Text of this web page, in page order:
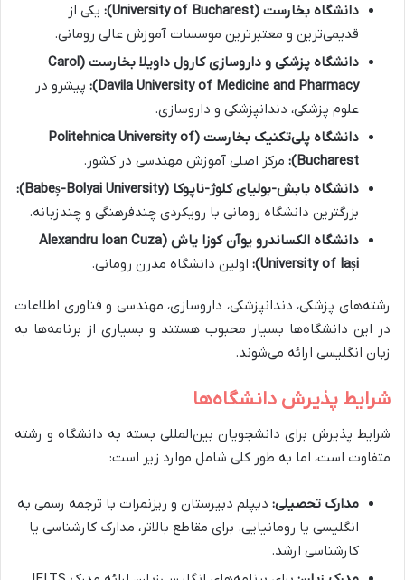
دانشگاه بخارست (University of Bucharest):
یکی از
قدیمی‌ترین و معتبرترین موسسات آموزش عالی رومانی.
دانشگاه پزشکی و داروسازی کارول داویلا بخارست (Carol
Davila University of Medicine and Pharmacy):
پیشرو در
علوم پزشکی، دندانپزشکی و داروسازی.
دانشگاه پلی‌تکنیک بخارست (Politehnica University of
Bucharest):
مرکز اصلی آموزش مهندسی در کشور.
دانشگاه بابش-بولیای کلوژ-ناپوکا (Babeș-Bolyai University):
بزرگترین دانشگاه رومانی با رویکردی چندفرهنگی و چندزبانه.
دانشگاه الکساندرو یوآن کوزا یاش (Alexandru Ioan Cuza
University of Iași):
اولین دانشگاه مدرن رومانی.
رشته‌های پزشکی، دندانپزشکی، داروسازی، مهندسی و فناوری اطلاعات
در این دانشگاه‌ها بسیار محبوب هستند و بسیاری از برنامه‌ها به
زبان انگلیسی ارائه می‌شوند.
شرایط پذیرش دانشگاه‌ها
شرایط پذیرش برای دانشجویان بین‌المللی بسته به دانشگاه و رشته
متفاوت است، اما به طور کلی شامل موارد زیر است:
مدارک تحصیلی: دیپلم دبیرستان و ریزنمرات با ترجمه رسمی به
انگلیسی یا رومانیایی. برای مقاطع بالاتر، مدارک کارشناسی یا
کارشناسی ارشد.